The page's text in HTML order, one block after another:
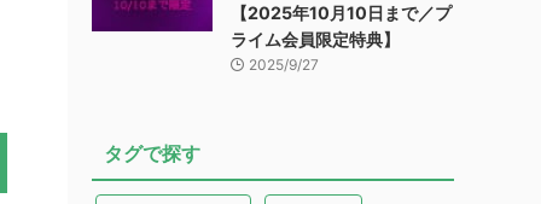
【2025年10月10日まで／プ
ライム会員限定特典】
2025/9/27
タグで探す